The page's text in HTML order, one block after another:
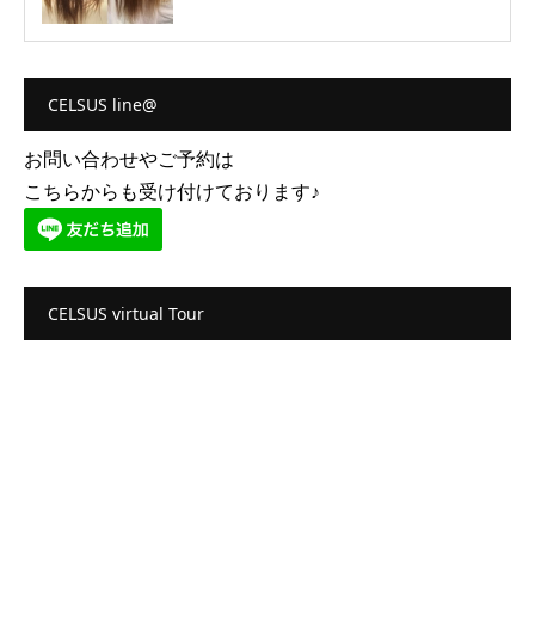
CELSUS line@
お問い合わせやご予約は
こちらからも受け付けております♪
CELSUS virtual Tour